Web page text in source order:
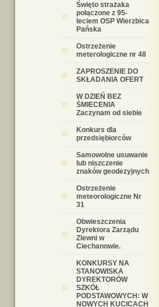
Święto strażaka
połączone z 95-
leciem OSP Wierzbica
Pańska
Ostrzeżenie
meterologiczne nr 48
ZAPROSZENIE DO
SKŁADANIA OFERT
W DZIEŃ BEZ
ŚMIECENIA
Zaczynam od siebie
Konkurs dla
przedsiębiorców
Samowolne usuwanie
lub niszczenie
znaków geodezyjnych
Ostrzeżenie
meteorologiczne Nr
31
Obwieszczenia
Dyrektora Zarządu
Zlewni w
Ciechanowie.
KONKURSY NA
STANOWISKA
DYREKTORÓW
SZKÓŁ
PODSTAWOWYCH: W
NOWYCH KUCICACH